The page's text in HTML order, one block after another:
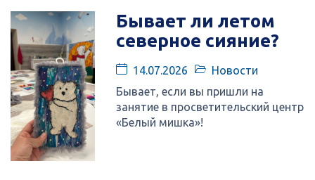
Бывает ли летом
северное сияние?
14.07.2026
Новости
Бывает, если вы пришли на
занятие в просветительский центр
«Белый мишка»!